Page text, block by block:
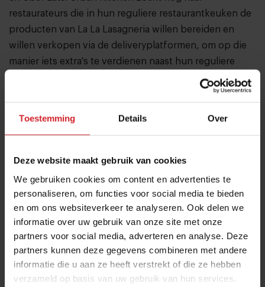
Toestemming Details Over
Deze website maakt gebruik van cookies
We gebruiken cookies om content en advertenties te
personaliseren, om functies voor social media te bieden
en om ons websiteverkeer te analyseren. Ook delen we
informatie over uw gebruik van onze site met onze
partners voor social media, adverteren en analyse. Deze
partners kunnen deze gegevens combineren met andere
informatie die u aan ze heeft verstrekt of die ze hebben
verzameld op basis van uw gebruik van hun services.
restaurateurs die in hun reguliere restaurantkeuken de
producten van La La Lasagneria willen bereiden en
willen verkopen via de deliveryplatformen, om op die
manier iets extra's te verdienen naast hun reguliere
verschillende lasagnes. Zoals paddenstoelenlasagne,
er onder meer gerechten met gevulde cannelloni’s,
focaccia en tiramisu op het menu.
Ook in België kun je enkele lasagneria’s aantreffen, net
als trouwens in Manchester en San Francisco.
Lees ook
Dit zijn de 5 meest trendy